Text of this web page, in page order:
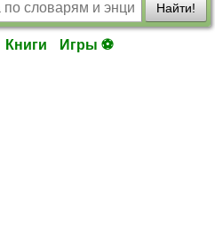
Найти!
Книги Игры ⚽